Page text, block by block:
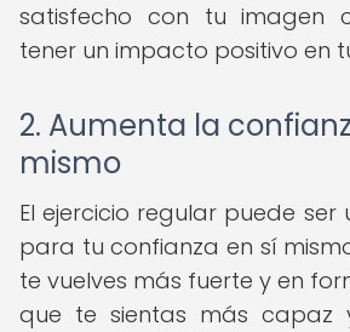
satisfecho con tu imagen
tener un impacto positivo en
2. Aumenta la
mismo
El ejercicio regular puede ser
para tu confianza en sí
te vuelves más fuerte y en
que te sientas más capaz